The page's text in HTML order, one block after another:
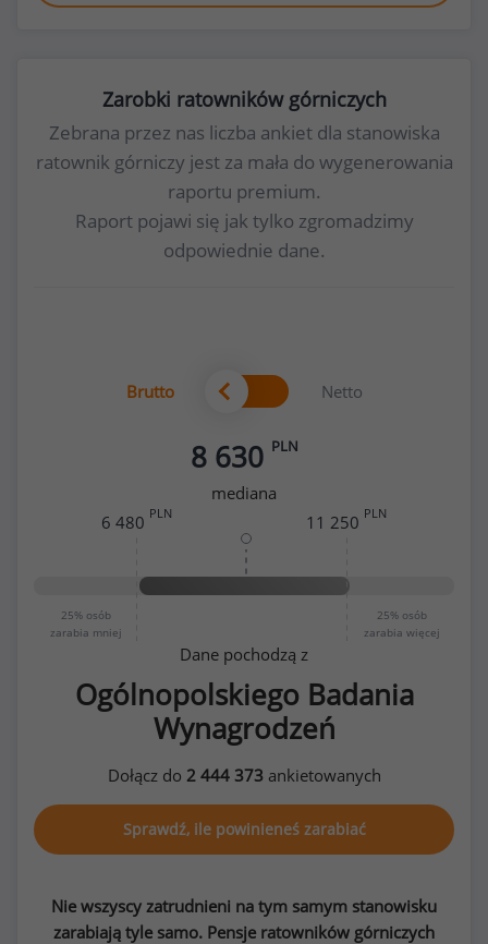
Zarobki ratowników górniczych
Zebrana przez nas liczba ankiet dla stanowiska
ratownik górniczy jest za mała do wygenerowania
raportu premium.
Raport pojawi się jak tylko zgromadzimy
odpowiednie dane.
Brutto Netto
8 630 PLN
mediana
25% osób
zarabia mniej
25% osób
zarabia więcej
6 480 PLN 11 250 PLN
Dane pochodzą z
Ogólnopolskiego Badania
Wynagrodzeń
Dołącz do 2 444 373ankietowanych
Sprawdź, ile powinieneś zarabiać
Nie wszyscy zatrudnieni na tym samym stanowisku
zarabiają tyle samo. Pensje ratowników górniczych